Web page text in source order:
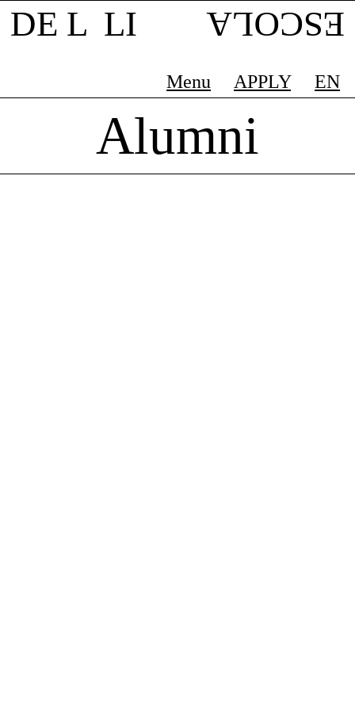
DE L LI ESCOLA
Menu APPLY EN
Alumni